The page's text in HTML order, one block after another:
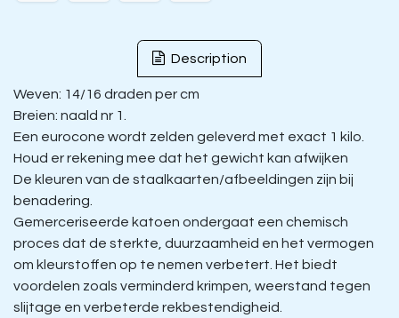
Description
Weven: 14/16 draden per cm
Breien: naald nr 1.
Een eurocone wordt zelden geleverd met exact 1 kilo.
Houd er rekening mee dat het gewicht kan afwijken
De kleuren van de staalkaarten/afbeeldingen zijn bij
benadering.
Gemerceriseerde katoen ondergaat een chemisch
proces dat de sterkte, duurzaamheid en het vermogen
om kleurstoffen op te nemen verbetert. Het biedt
voordelen zoals verminderd krimpen, weerstand tegen
slijtage en verbeterde rekbestendigheid.